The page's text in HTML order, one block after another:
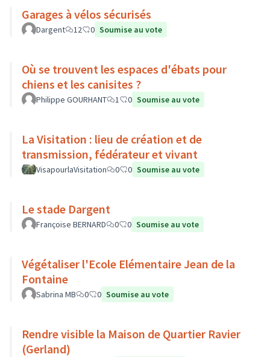
Garages à vélos sécurisés
Dargent 12 0 Soumise au vote
Où se trouvent les espaces d'ébats pour
chiens et les canisites ?
Philippe GOURHANT 1 0 Soumise au vote
La Visitation : lieu de création et de
transmission, fédérateur et vivant
VisapourlaVisitation 0 0 Soumise au vote
Le stade Dargent
Françoise BERNARD 0 0 Soumise au vote
Végétaliser l'Ecole Elémentaire Jean de la
Fontaine
Sabrina MB 0 0 Soumise au vote
Rendre visible la Maison de Quartier Ravier
(Gerland)